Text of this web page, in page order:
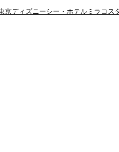
京ディズニーシー・ホテルミラコス